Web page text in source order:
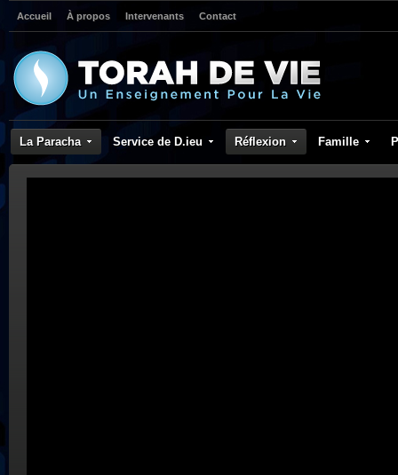
Accueil À propos Intervenants Contact
La Paracha Service de D.ieu Réflexion Famille